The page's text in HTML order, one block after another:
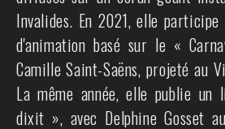
Invalides. En 2021, elle
d'animation basé sur le «
Camille Saint-Saëns, projeté au
La même année, elle publie un
dixit », avec Delphine Gosset